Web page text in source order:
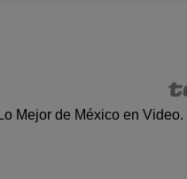
Lo Mejor de México en